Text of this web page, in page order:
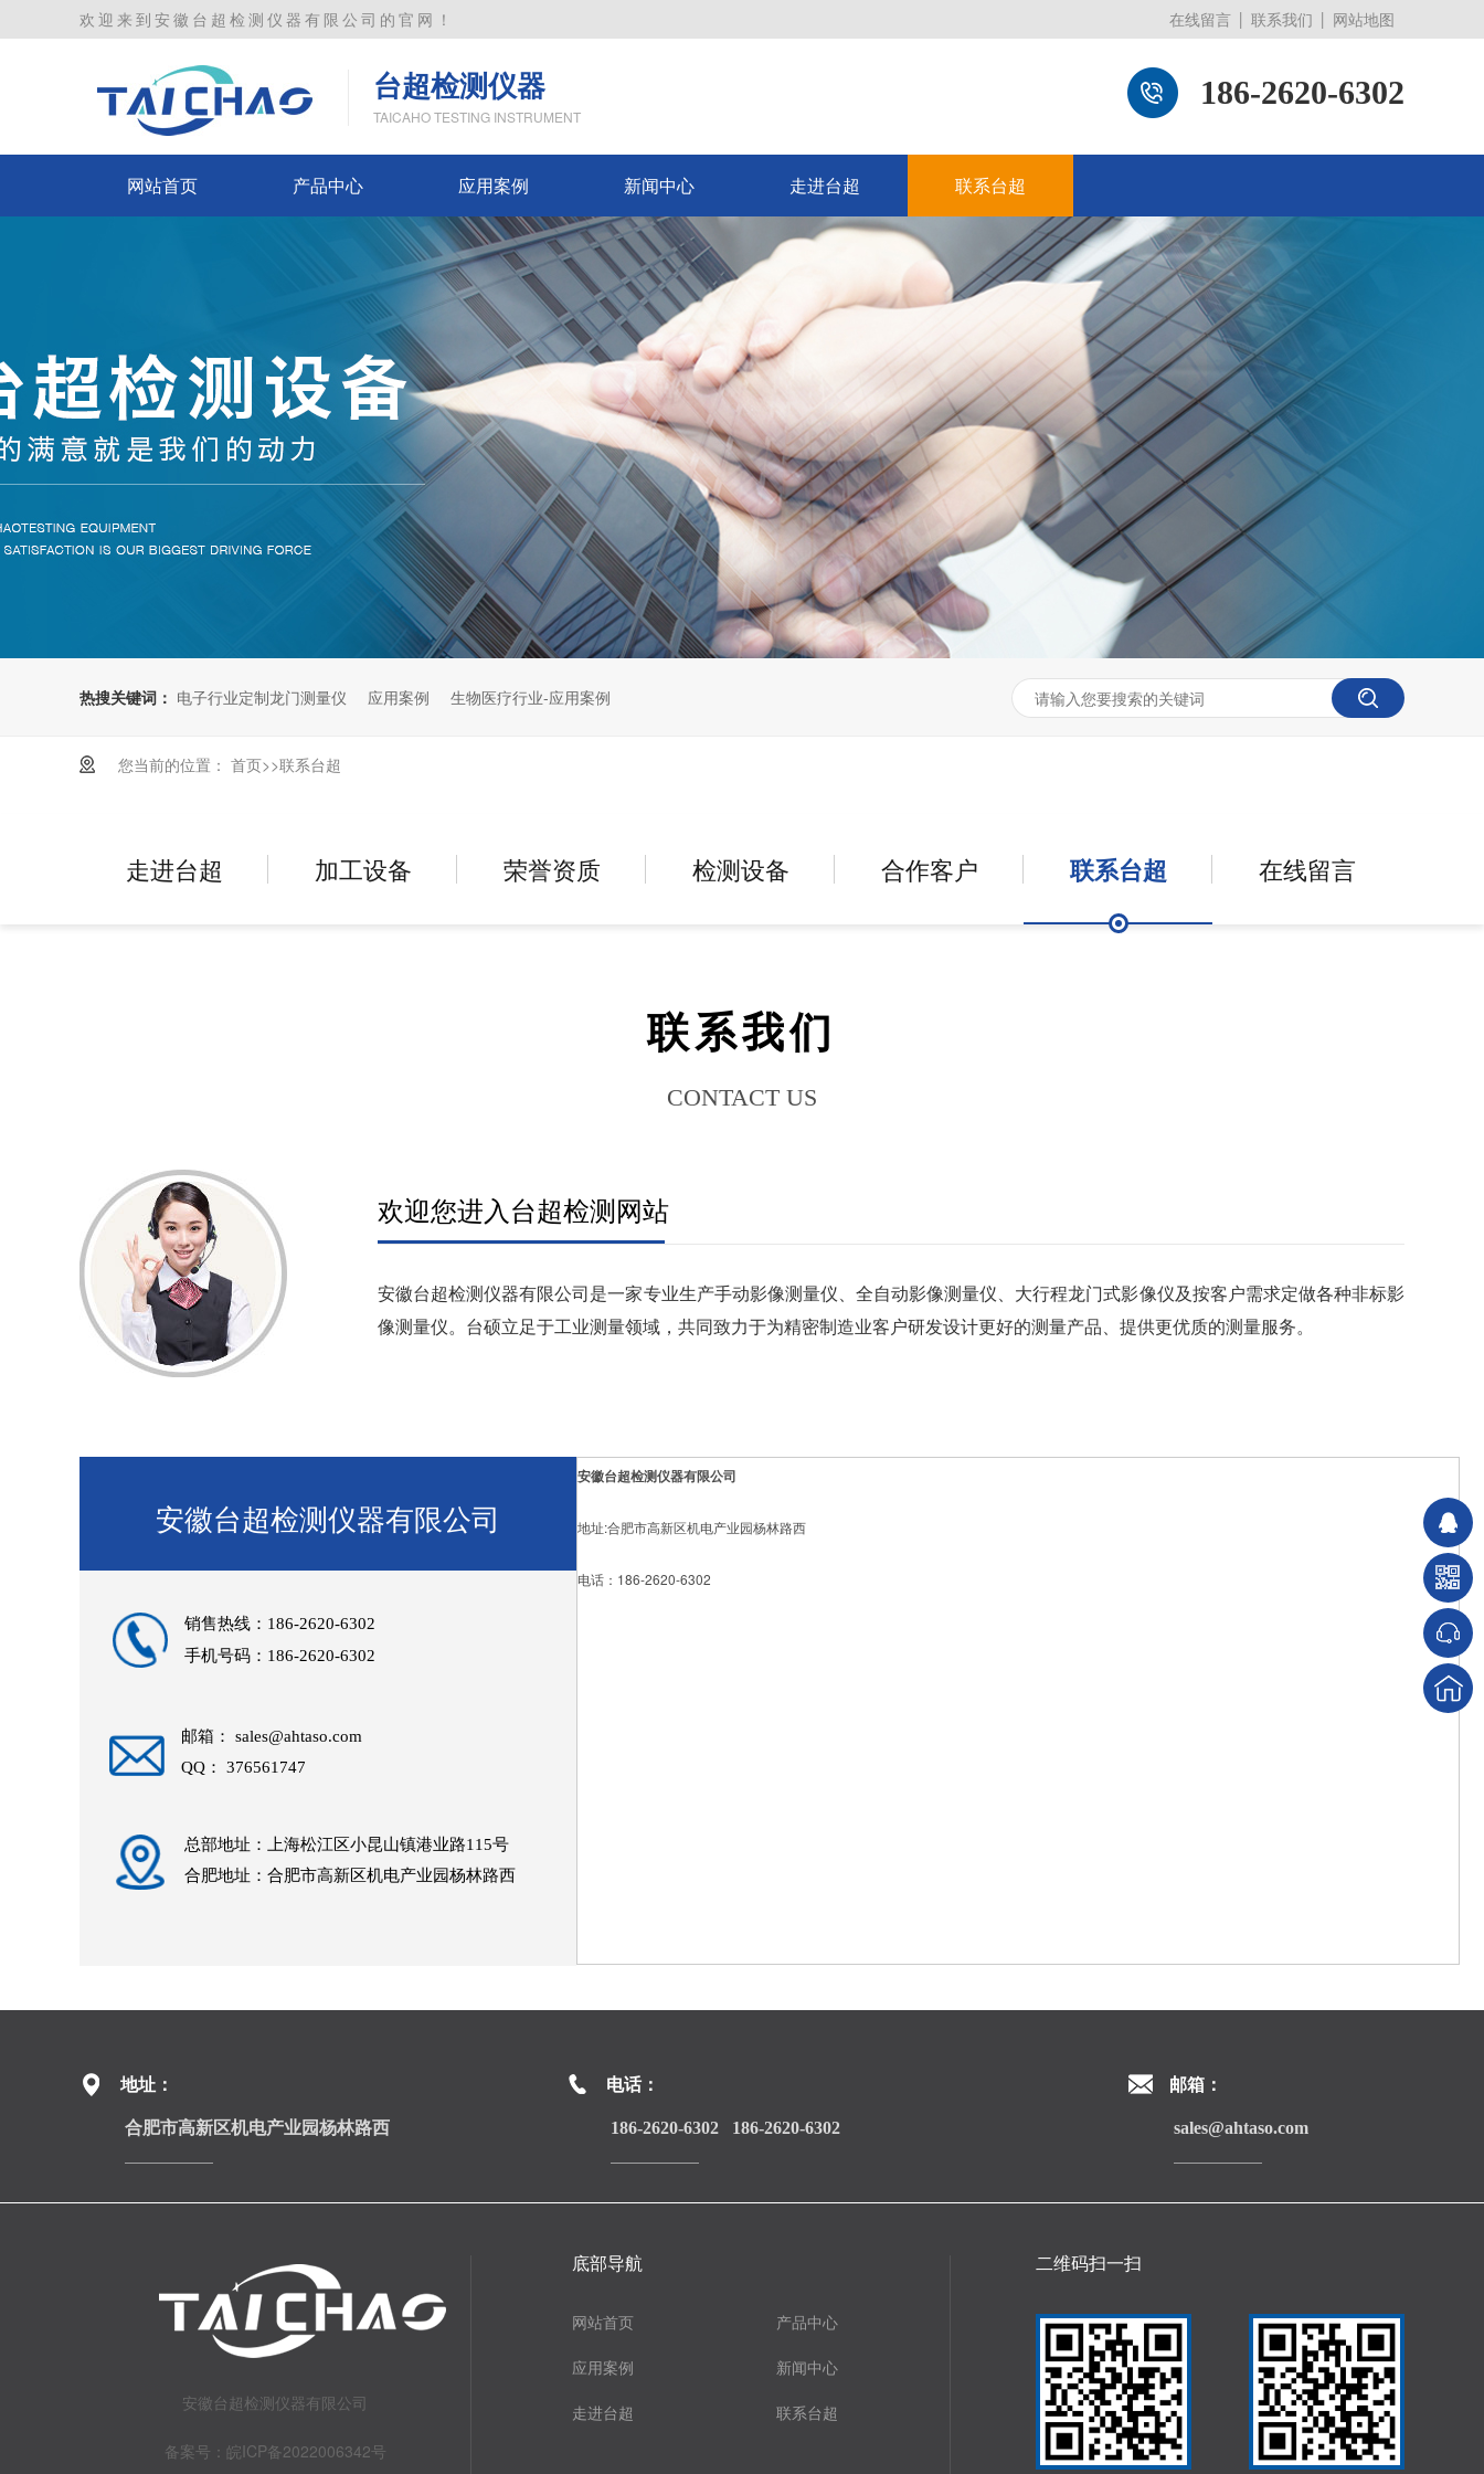
欢迎来到安徽台超检测仪器有限公司的官网！ 在线留言 联系我们 网站地图
台超检测仪器
TAICAHO TESTING INSTRUMENT
186-2620-6302
网站首页 产品中心 应用案例 新闻中心 走进台超 联系台超
热搜关键词： 电子行业定制龙门测量仪 应用案例 生物医疗行业-应用案例
您当前的位置： 首页>>联系台超
走进台超 加工设备 荣誉资质 检测设备 合作客户 联系台超 在线留言
联系我们
CONTACT US
欢迎您进入台超检测网站
安徽台超检测仪器有限公司是一家专业生产手动影像测量仪、全自动影像测量仪、大行程龙门式影像仪及按客户需求定做各种非标影
像测量仪。台硕立足于工业测量领域，共同致力于为精密制造业客户研发设计更好的测量产品、提供更优质的测量服务。
安徽台超检测仪器有限公司
销售热线：186-2620-6302
手机号码：186-2620-6302
邮箱： sales@ahtaso.com
QQ： 376561747
总部地址：上海松江区小昆山镇港业路115号
合肥地址：合肥市高新区机电产业园杨林路西
安徽台超检测仪器有限公司
地址:合肥市高新区机电产业园杨林路西
电话：186-2620-6302
地址：
合肥市高新区机电产业园杨林路西
电话：
186-2620-6302 186-2620-6302
邮箱：
sales@ahtaso.com
安徽台超检测仪器有限公司
备案号： 皖ICP备2022006342号
底部导航
网站首页 产品中心
应用案例 新闻中心
走进台超 联系台超
二维码扫一扫